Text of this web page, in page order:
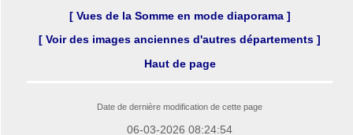
[ Vues de la Somme en mode diaporama ]
[ Voir des images anciennes d'autres départements ]
Haut de page
Date de dernière modification de cette page
06-03-2026 08:24:54